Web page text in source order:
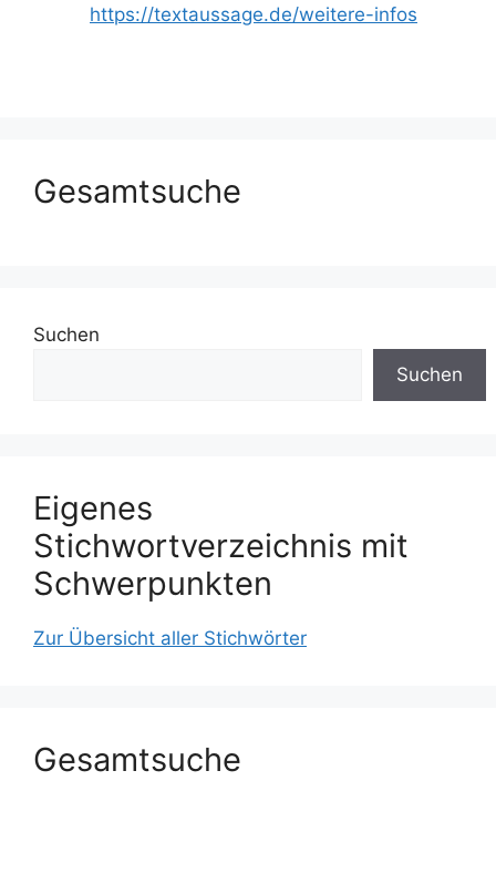
https://textaussage.de/weitere-infos
Gesamtsuche
Suchen
Suchen
Eigenes
Stichwortverzeichnis mit
Schwerpunkten
Zur Übersicht aller Stichwörter
Gesamtsuche